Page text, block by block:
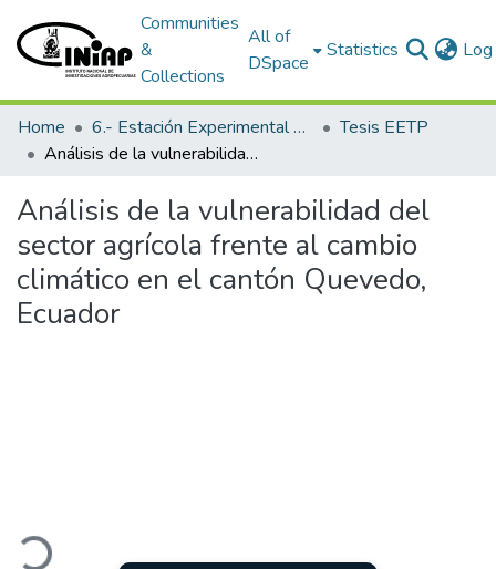
Communities
&
Collections
All of
DSpace
Statistics
Home 6.- Estación Experimental Tropical Pichilingue
Tesis EETP
Análisis de la vulnerabilidad del sector agrícola frente al cambio climático en el cantón Quevedo, Ecuador
Análisis de la vulnerabilidad del
sector agrícola frente al cambio
climático en el cantón Quevedo,
Ecuador
Loading...